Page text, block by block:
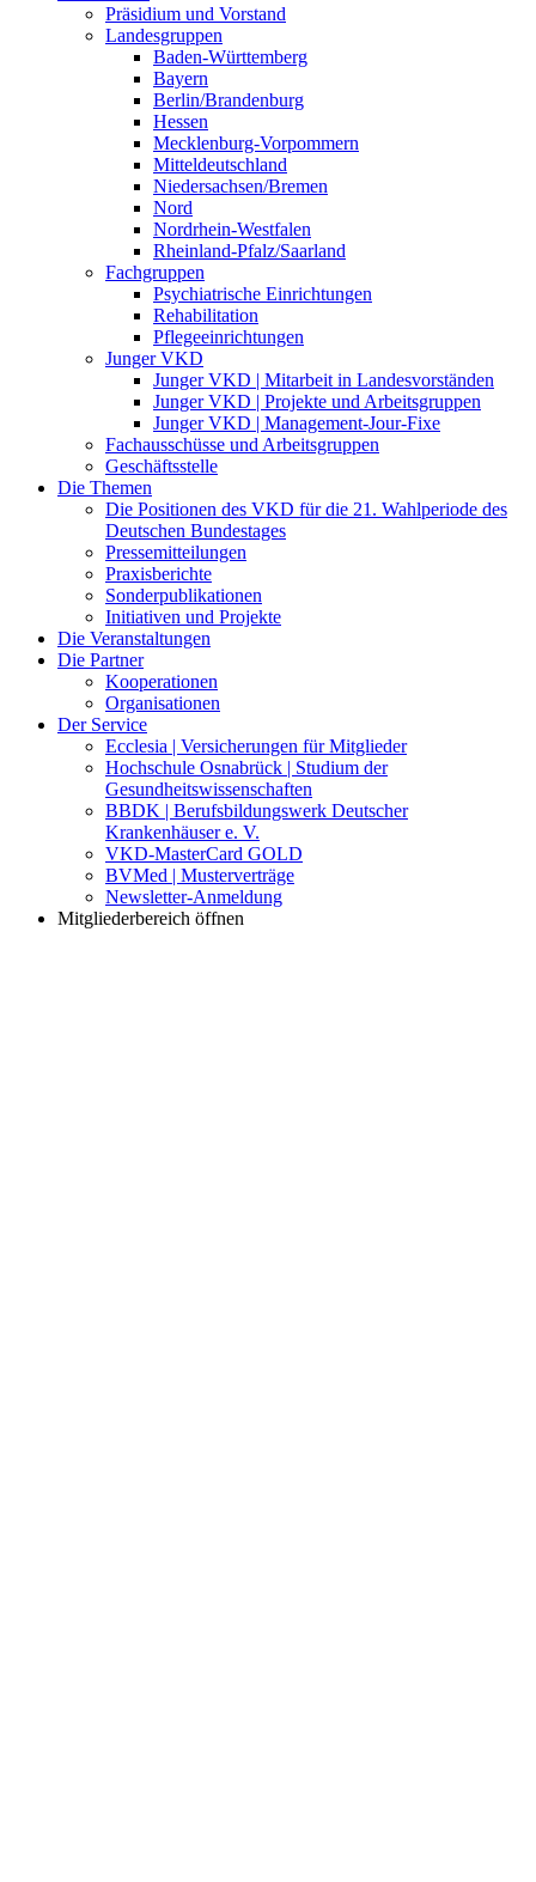
Präsidium und Vorstand
Landesgruppen
Baden-Württemberg
Bayern
Berlin/Brandenburg
Hessen
Mecklenburg-Vorpommern
Mitteldeutschland
Niedersachsen/Bremen
Nord
Nordrhein-Westfalen
Rheinland-Pfalz/Saarland
Fachgruppen
Psychiatrische Einrichtungen
Rehabilitation
Pflegeeinrichtungen
Junger VKD
Junger VKD | Mitarbeit in Landesvorständen
Junger VKD | Projekte und Arbeitsgruppen
Junger VKD | Management-Jour-Fixe
Fachausschüsse und Arbeitsgruppen
Geschäftsstelle
Die Themen
Die Positionen des VKD für die 21. Wahlperiode des
Deutschen Bundestages
Pressemitteilungen
Praxisberichte
Sonderpublikationen
Initiativen und Projekte
Die Veranstaltungen
Die Partner
Kooperationen
Organisationen
Der Service
Ecclesia | Versicherungen für Mitglieder
Hochschule Osnabrück | Studium der
Gesundheitswissenschaften
BBDK | Berufsbildungswerk Deutscher
Krankenhäuser e. V.
VKD-MasterCard GOLD
BVMed | Musterverträge
Newsletter-Anmeldung
Mitgliederbereich öffnen